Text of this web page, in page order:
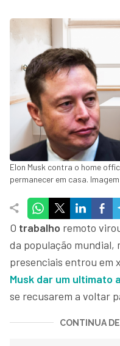
Elon Musk contra o home
permanecer em casa.
O trabalho remoto
da população mundial,
presenciais entrou em
Musk dar um ultimato
se recusarem a voltar
CONTINUA